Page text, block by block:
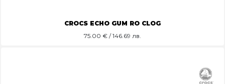
CROCS ECHO GUM RO CLOG
75.00 € / 146.69 лв.